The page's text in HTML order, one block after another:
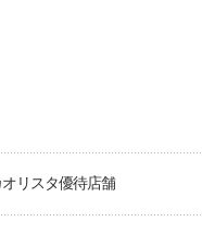
リスタ優待店舗